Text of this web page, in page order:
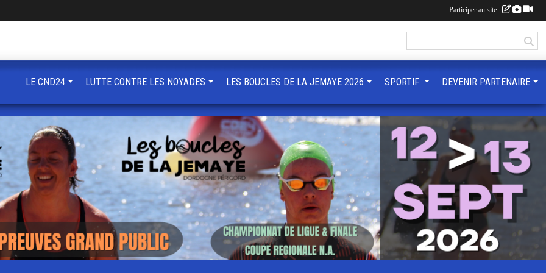
LE CND24 LUTTE CONTRE LES NOYADES LES BOUCLES DE LA JEMAYE 2026 SPORTIF DEVENIR PARTENAIRE
Participer au site :